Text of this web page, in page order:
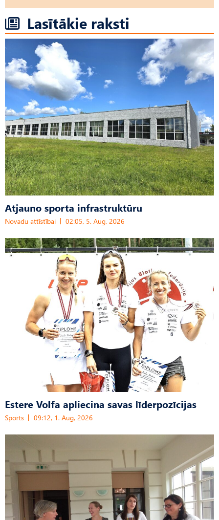
Lasītākie raksti
Atjauno sporta infrastruktūru
Novadu attīstībai 02:05, 5. Aug, 2026
Estere Volfa apliecina savas līderpozīcijas
Sports 09:12, 1. Aug, 2026